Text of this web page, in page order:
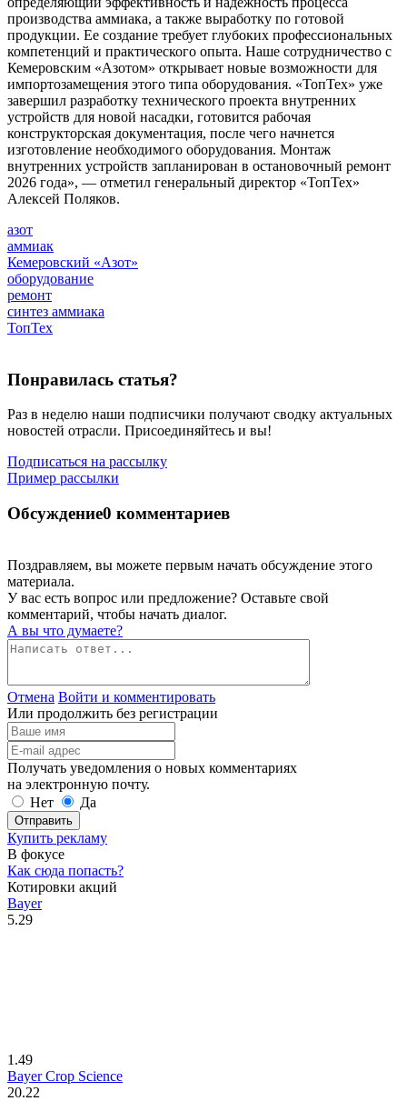
производства аммиака, а также выработку по готовой
продукции. Ее создание требует глубоких профессиональных
компетенций и практического опыта. Наше сотрудничество с
Кемеровским «Азотом» открывает новые возможности для
импортозамещения этого типа оборудования. «ТопТех» уже
завершил разработку технического проекта внутренних
устройств для новой насадки, готовится рабочая
конструкторская документация, после чего начнется
изготовление необходимого оборудования. Монтаж
внутренних устройств запланирован в остановочный ремонт
2026 года», — отметил генеральный директор «ТопТех»
Алексей Поляков.
азот
аммиак
Кемеровский «Азот»
оборудование
ремонт
синтез аммиака
ТопТех
Понравилась статья?
Раз в неделю наши подписчики получают сводку актуальных
новостей отрасли. Присоединяйтесь и вы!
Подписаться на рассылку
Пример рассылки
Обсуждение0 комментариев
Поздравляем, вы можете первым начать обсуждение этого
материала.
У вас есть вопрос или предложение? Оставьте свой
комментарий, чтобы начать диалог.
А вы что думаете?
Отмена Войти и комментировать
Или продолжить без регистрации
Получать уведомления о новых комментариях
на электронную почту.
Нет
Да
Отправить
Купить рекламу
В фокусе
Как сюда попасть?
Котировки акций
Bayer
5.29
1.49
Bayer Crop Science
20.22